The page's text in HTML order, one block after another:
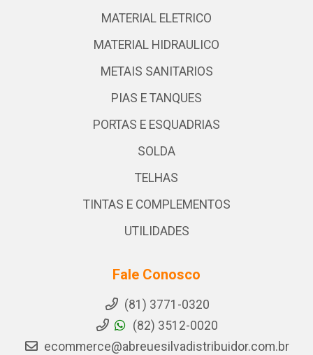
MATERIAL ELETRICO
MATERIAL HIDRAULICO
METAIS SANITARIOS
PIAS E TANQUES
PORTAS E ESQUADRIAS
SOLDA
TELHAS
TINTAS E COMPLEMENTOS
UTILIDADES
Fale Conosco
(81) 3771-0320
(82) 3512-0020
ecommerce@abreuesilvadistribuidor.com.br